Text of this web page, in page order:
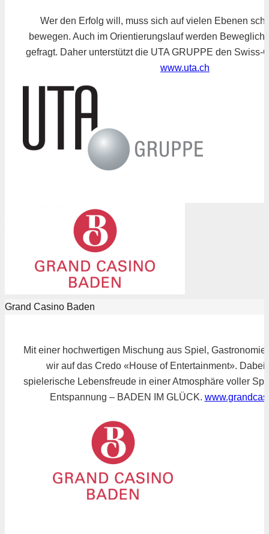
Wer den Erfolg will, muss sich auf vielen Ebenen
bewegen. Auch im Orientierungslauf werden
gefragt. Daher unterstützt die UTA GRUPPE den Swiss-
www.uta.ch
Grand Casino Baden
Mit einer hochwertigen Mischung aus Spiel,
wir auf das Credo «House of Entertainment». Dabei
spielerische Lebensfreude in einer Atmosphäre voller
Entspannung – BADEN IM GLÜCK.